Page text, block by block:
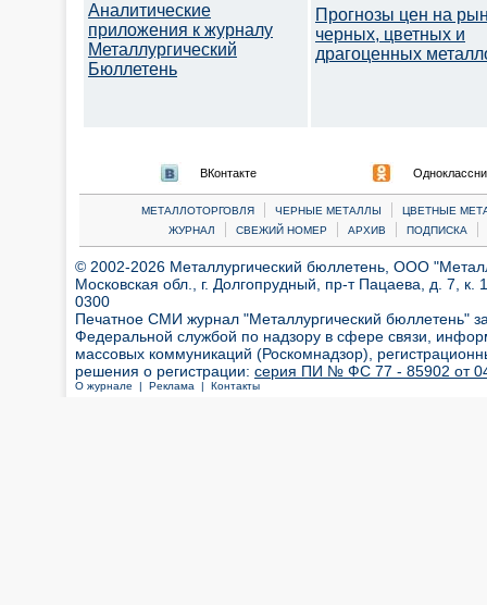
Аналитические
приложения к журналу
Металлургический
Бюллетень
Прогнозы цен на
черных, цветных и
драгоценных
ВКонтакте
МЕТАЛЛОТОРГОВЛЯ | ЧЕРНЫЕ МЕТАЛЛЫ |
ЦВЕТНЫЕ
ЖУРНАЛ
| СВЕЖИЙ НОМЕР | АРХИВ | ПОДПИСКА |
© 2002-2026 Металлургический бюллетень, ООО
Московская обл., г. Долгопрудный, пр-т Пацаева, д. 7,
0300
Печатное СМИ журнал "Металлургический бюллетень"
Федеральной службой по надзору в сфере связи,
массовых коммуникаций (Роскомнадзор),
решения о регистрации: серия ПИ № ФС 77 - 85902 от 04
О журнале | Реклама | Контакты